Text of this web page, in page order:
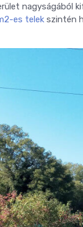
nagyságából
es telek szintén